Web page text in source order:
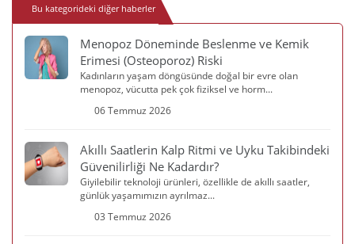
Bu kategorideki diğer haberler
Menopoz Döneminde Beslenme ve Kemik
Erimesi (Osteoporoz) Riski
Kadınların yaşam döngüsünde doğal bir evre olan
menopoz, vücutta pek çok fiziksel ve horm...
06 Temmuz 2026
Akıllı Saatlerin Kalp Ritmi ve Uyku Takibindeki
Güvenilirliği Ne Kadardır?
Giyilebilir teknoloji ürünleri, özellikle de akıllı saatler,
günlük yaşamımızın ayrılmaz...
03 Temmuz 2026